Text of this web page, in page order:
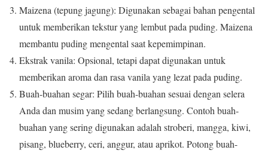
Maizena (tepung jagung): Digunakan sebagai bahan pengental
untuk memberikan tekstur yang lembut pada puding. Maizena
membantu puding mengental saat kepemimpinan.
Ekstrak vanila: Opsional, tetapi dapat digunakan untuk
memberikan aroma dan rasa vanila yang lezat pada puding.
Buah-buahan segar: Pilih buah-buahan sesuai dengan selera
Anda dan musim yang sedang berlangsung. Contoh buah-
buahan yang sering digunakan adalah stroberi, mangga, kiwi,
pisang, blueberry, ceri, anggur, atau aprikot. Potong buah-